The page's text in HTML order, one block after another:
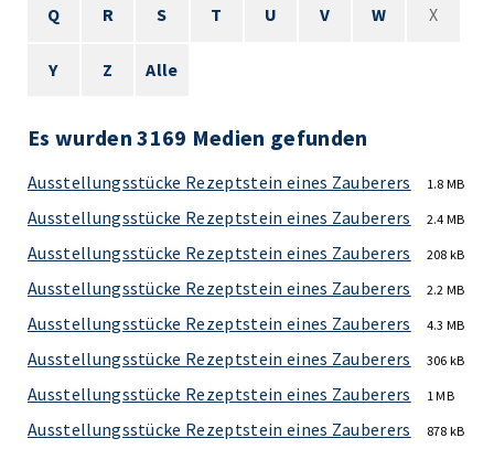
Q R S T U V W X
Y Z Alle
Es wurden 3169 Medien gefunden
Ausstellungsstücke Rezeptstein eines Zauberers 1.8 MB
Ausstellungsstücke Rezeptstein eines Zauberers 2.4 MB
Ausstellungsstücke Rezeptstein eines Zauberers 208 kB
Ausstellungsstücke Rezeptstein eines Zauberers 2.2 MB
Ausstellungsstücke Rezeptstein eines Zauberers 4.3 MB
Ausstellungsstücke Rezeptstein eines Zauberers 306 kB
Ausstellungsstücke Rezeptstein eines Zauberers 1 MB
Ausstellungsstücke Rezeptstein eines Zauberers 878 kB